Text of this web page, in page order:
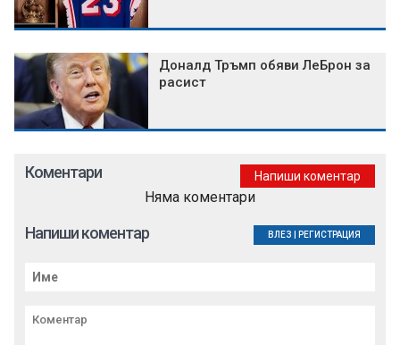
Доналд Тръмп обяви ЛеБрон за
расист
Коментари Напиши коментар
Няма коментари
Напиши коментар ВЛЕЗ РЕГИСТРАЦИЯ